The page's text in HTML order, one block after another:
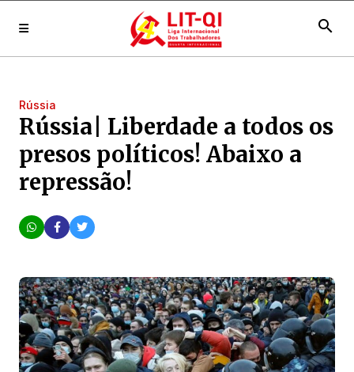
search
Rússia
Rússia| Liberdade a todos os
presos políticos! Abaixo a
repressão!